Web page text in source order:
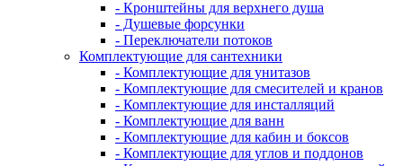
- Кронштейны для верхнего душа
- Душевые форсунки
- Переключатели потоков
Комплектующие для сантехники
- Комплектующие для унитазов
- Комплектующие для смесителей и кранов
- Комплектующие для инсталляций
- Комплектующие для ванн
- Комплектующие для кабин и боксов
- Комплектующие для углов и поддонов